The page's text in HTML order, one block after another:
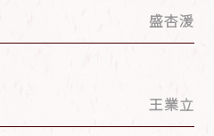
盛杏湲
王業立